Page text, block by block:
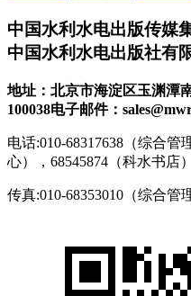
中国水利水电出版传媒
中国水利水电出版社有
地址：北京市海淀区玉渊潭
100038电子邮件：
电话:010-68317638（综合管
心），68545874（科水书店）
传真:010-68353010（综合管